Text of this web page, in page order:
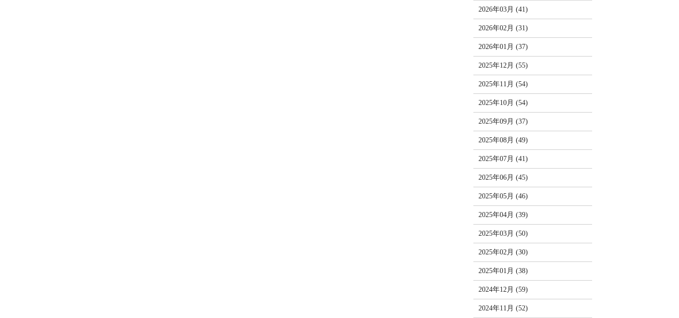
2026年03月 (41)
2026年02月 (31)
2026年01月 (37)
2025年12月 (55)
2025年11月 (54)
2025年10月 (54)
2025年09月 (37)
2025年08月 (49)
2025年07月 (41)
2025年06月 (45)
2025年05月 (46)
2025年04月 (39)
2025年03月 (50)
2025年02月 (30)
2025年01月 (38)
2024年12月 (59)
2024年11月 (52)